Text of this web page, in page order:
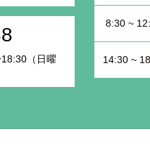
（日曜
8:30 ~
14:30 ~